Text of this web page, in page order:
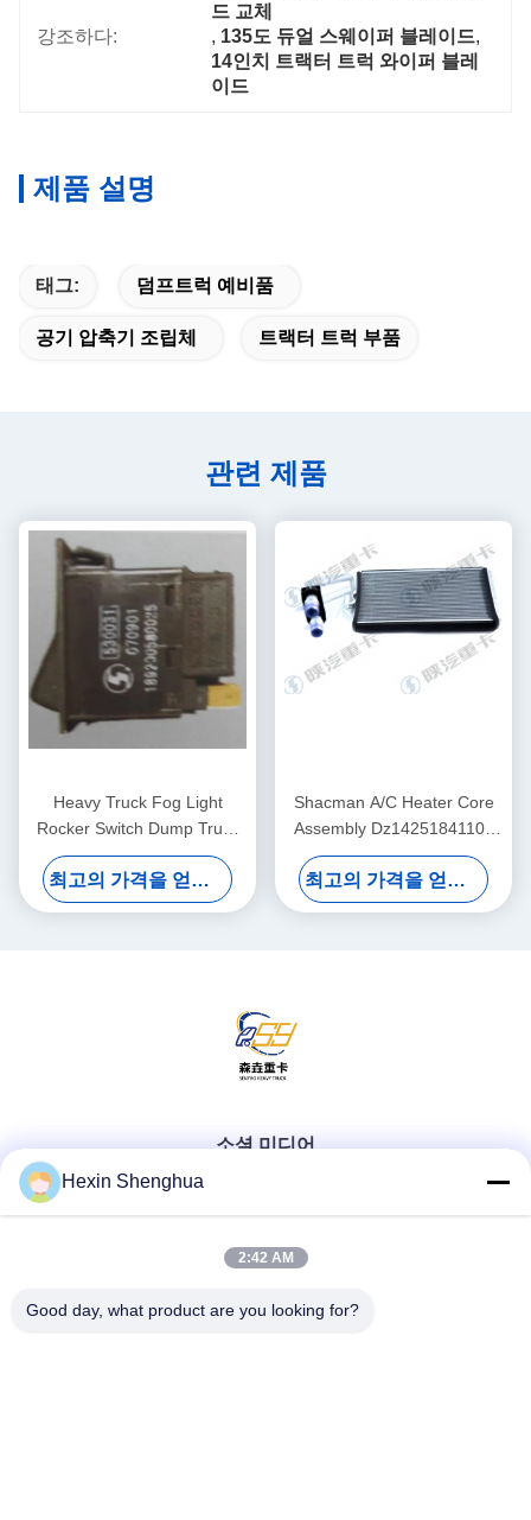
강조하다:
드 교체
, 135도 듀얼 스웨이퍼 블레이드,
14인치 트랙터 트럭 와이퍼 블레
이드
제품 설명
태그: 덤프트럭 예비품
공기 압축기 조립체 트랙터 트럭 부품
관련 제품
Heavy Truck Fog Light
Rocker Switch Dump Truck
Parts
최고의 가격을 얻으십시오
Shacman A/C Heater Core
Assembly Dz14251841102
For Dump Truck
최고의 가격을 얻으십시오
소셜 미디어
빠른 연락
Tel
Hexin Shenghua
2:42 AM
Good day, what product are you looking for?